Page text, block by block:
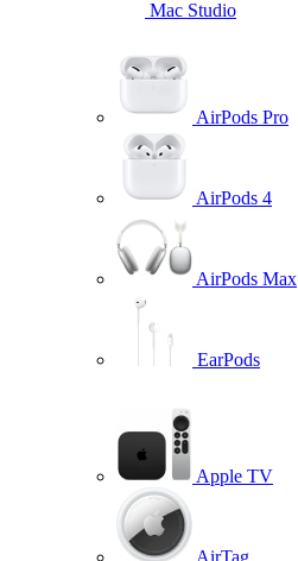
Mac Studio
AirPods Pro
AirPods 4
AirPods Max
EarPods
Apple TV